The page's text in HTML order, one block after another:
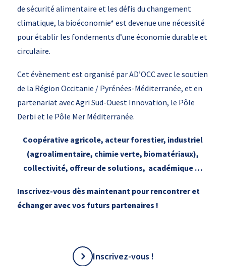
de sécurité alimentaire et les défis du changement
climatique, la bioéconomie* est devenue une nécessité
pour établir les fondements d’une économie durable et
circulaire.
Cet évènement est organisé par AD’OCC avec le soutien
de la Région Occitanie / Pyrénées-Méditerranée, et en
partenariat avec Agri Sud-Ouest Innovation, le Pôle
Derbi et le Pôle Mer Méditerranée.
Coopérative agricole, acteur forestier, industriel
(agroalimentaire, chimie verte, biomatériaux),
collectivité, offreur de solutions, académique …
Inscrivez-vous dès maintenant pour rencontrer et
échanger avec vos futurs partenaires !
Inscrivez-vous !